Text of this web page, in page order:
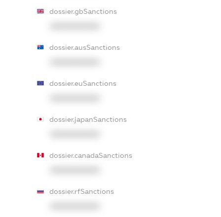
dossier.gbSanctions
dossier.ausSanctions
dossier.euSanctions
dossier.japanSanctions
dossier.canadaSanctions
dossier.rfSanctions